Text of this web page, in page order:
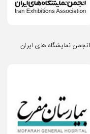
انجمن نمایشگاه های ایران